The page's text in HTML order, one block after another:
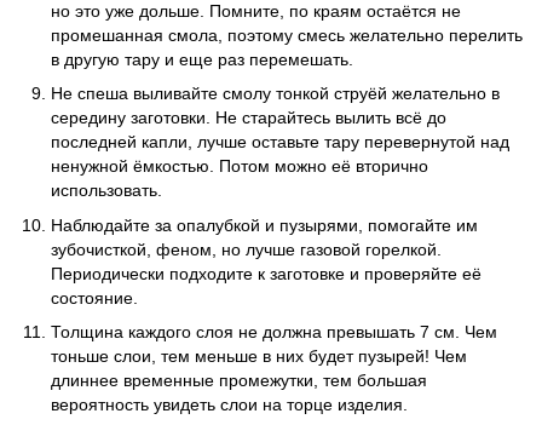
но это уже дольше. Помните, по краям остаётся не
промешанная смола, поэтому смесь желательно перелить
в другую тару и еще раз перемешать.
Не спеша выливайте смолу тонкой струёй желательно в
середину заготовки. Не старайтесь вылить всё до
последней капли, лучше оставьте тару перевернутой над
ненужной ёмкостью. Потом можно её вторично
использовать.
Наблюдайте за опалубкой и пузырями, помогайте им
зубочисткой, феном, но лучше газовой горелкой.
Периодически подходите к заготовке и проверяйте её
состояние.
Толщина каждого слоя не должна превышать 7 см. Чем
тоньше слои, тем меньше в них будет пузырей! Чем
длиннее временные промежутки, тем большая
вероятность увидеть слои на торце изделия.